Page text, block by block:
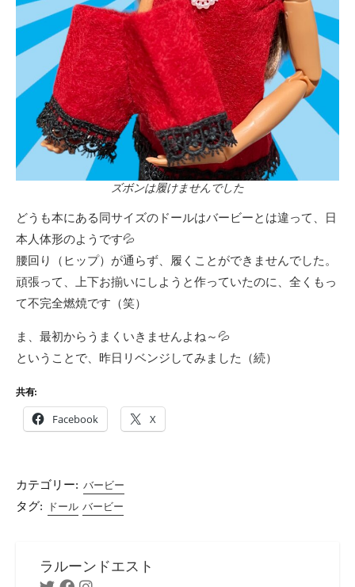
ズボンは履けませんでした
どうも本にある同サイズのドールはバービーとは違って、日
本人体形のようです💦
腰回り（ヒップ）が通らず、履くことができませんでした。
頑張って、上下お揃いにしようと作っていたのに、全くもっ
て不完全燃焼です（笑）
ま、最初からうまくいきませんよね～💦
ということで、昨日リベンジしてみました（続）
共有:
Facebook X
カテゴリー: バービー
タグ: ドール バービー
ラルーンドエスト